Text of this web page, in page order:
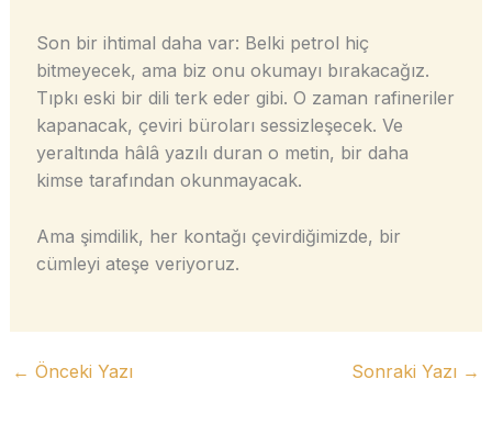
Son bir ihtimal daha var: Belki petrol hiç
bitmeyecek, ama biz onu okumayı bırakacağız.
Tıpkı eski bir dili terk eder gibi. O zaman rafineriler
kapanacak, çeviri büroları sessizleşecek. Ve
yeraltında hâlâ yazılı duran o metin, bir daha
kimse tarafından okunmayacak.
Ama şimdilik, her kontağı çevirdiğimizde, bir
cümleyi ateşe veriyoruz.
← Önceki Yazı Sonraki Yazı →